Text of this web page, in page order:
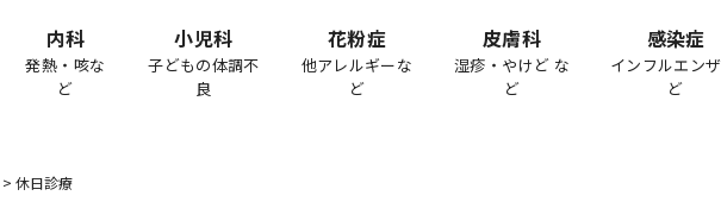
内科
発熱・咳な
ど
小児科
子どもの体調不
良
花粉症
他アレルギーな
ど
皮膚科
湿疹・やけど な
ど
感染症
インフルエン
ど
> 休日診療